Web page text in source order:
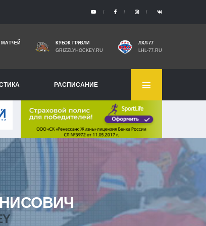
МАТЧЕЙ
КУБОК ГРИЗЛИ
GRIZZLYHOCKEY.RU
ЛХЛ-77
LHL-77.RU
РАСПИСАНИЕ